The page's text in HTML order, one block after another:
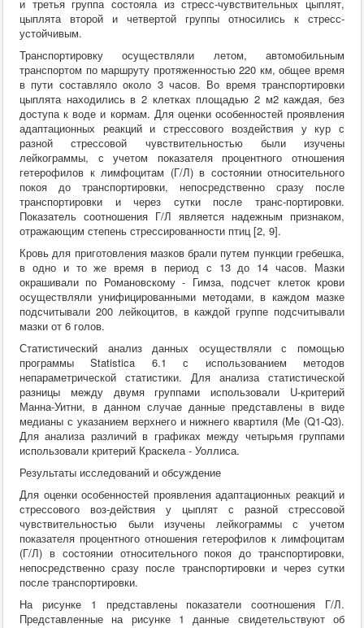
и третья группа состояла из стресс-чувствительных цыплят,
цыплята второй и четвертой группы относились к стресс-
устойчивым.
Транспортировку осуществляли летом, автомобильным
транспортом по маршруту протяженностью 220 км, общее время
в пути составляло около 3 часов. Во время транспортировки
цыплята находились в 2 клетках площадью 2 м2 каждая, без
доступа к воде и кормам. Для оценки особенностей проявления
адаптационных реакций и стрессового воздействия у кур с
разной стрессовой чувствительностью были изучены
лейкограммы, с учетом показателя процентного отношения
гетерофилов к лимфоцитам (Г/Л) в состоянии относительного
покоя до транспортировки, непосредственно сразу после
транспортировки и через сутки после транс-портировки.
Показатель соотношения Г/Л является надежным признаком,
отражающим степень стрессированности птиц [2, 9].
Кровь для приготовления мазков брали путем пункции гребешка,
в одно и то же время в период с 13 до 14 часов. Мазки
окрашивали по Романовскому - Гимза, подсчет клеток крови
осуществляли унифицированными методами, в каждом мазке
подсчитывали 200 лейкоцитов, в каждой группе подсчитывали
мазки от 6 голов.
Статистический анализ данных осуществляли с помощью
программы Statistica 6.1 с использованием методов
непараметрической статистики. Для анализа статистической
разницы между двумя группами использовали U-критерий
Манна-Уитни, в данном случае данные представлены в виде
медианы с указанием верхнего и нижнего квартиля (Me (Q1-Q3).
Для анализа различий в графиках между четырьмя группами
использовали критерий Краскела - Уоллиса.
Результаты исследований и обсуждение
Для оценки особенностей проявления адаптационных реакций и
стрессового воз-действия у цыплят с разной стрессовой
чувствительностью были изучены лейкограммы с учетом
показателя процентного отношения гетерофилов к лимфоцитам
(Г/Л) в состоянии относительного покоя до транспортировки,
непосредственно сразу после транспортировки и через сутки
после транспортировки.
На рисунке 1 представлены показатели соотношения Г/Л.
Представленные на рисунке 1 данные свидетельствуют об